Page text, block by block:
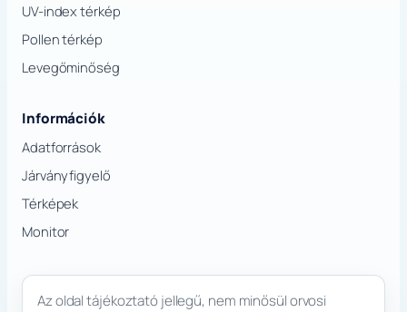
UV-index térkép
Pollen térkép
Levegőminőség
Információk
Adatforrások
Járványfigyelő
Térképek
Monitor
Az oldal tájékoztató jellegű, nem minősül orvosi